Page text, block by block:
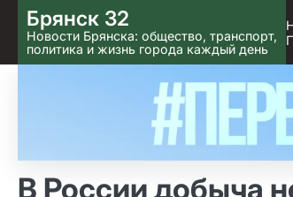
Skip
to content
Брянск 32
Новости Брянска: общество, транспорт,
политика и жизнь города каждый день
В России добыча